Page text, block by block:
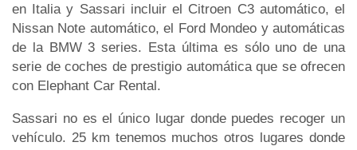
en Italia y Sassari incluir el Citroen C3 automático, el
Nissan Note automático, el Ford Mondeo y automáticas
de la BMW 3 series. Esta última es sólo uno de una
serie de coches de prestigio automática que se ofrecen
con Elephant Car Rental.
Sassari no es el único lugar donde puedes recoger un
vehículo. 25 km tenemos muchos otros lugares donde